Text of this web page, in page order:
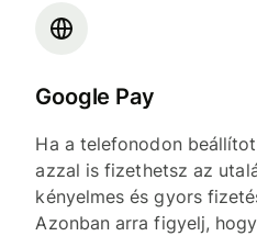
Google Pay
Ha a telefonodon
azzal is fizethetsz az
kényelmes és gyors
Azonban arra figyelj,